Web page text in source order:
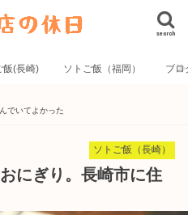
search
飯(長崎) ソトご飯（福岡） ブロ
でいてよかった
ソトご飯（長崎）
にぎり。長崎市に住